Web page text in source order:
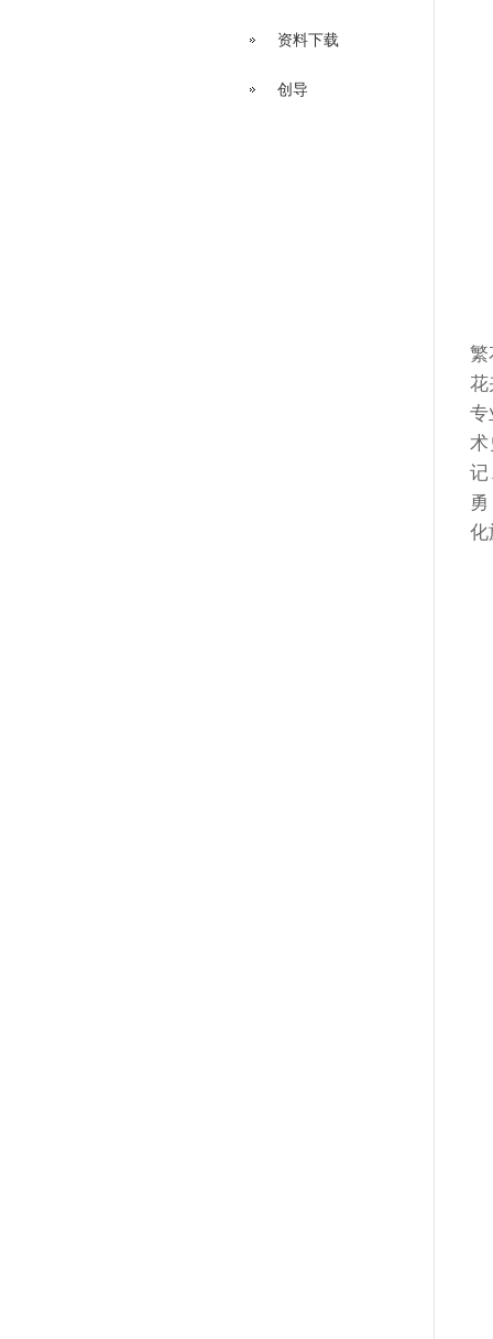
资料下载
创导
繁
花
专
术
化